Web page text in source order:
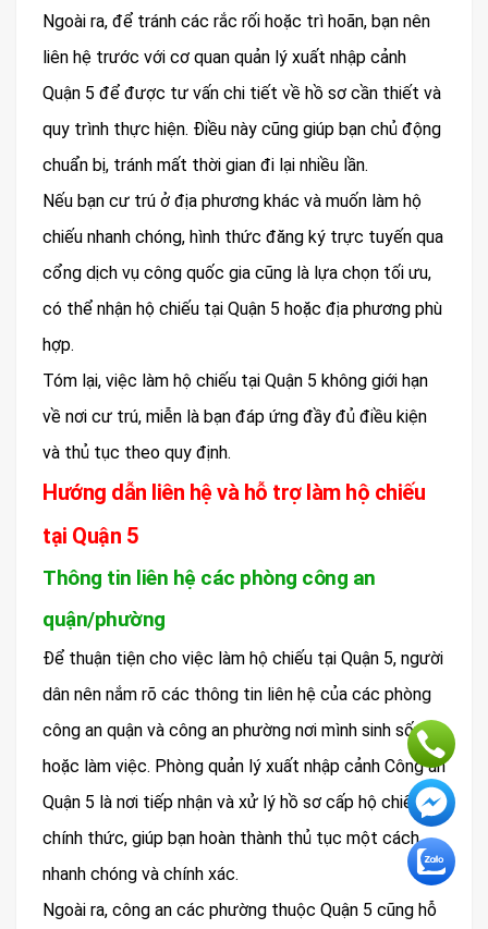
Ngoài ra, để tránh các rắc rối hoặc trì hoãn, bạn nên
liên hệ trước với cơ quan quản lý xuất nhập cảnh
Quận 5 để được tư vấn chi tiết về hồ sơ cần thiết và
quy trình thực hiện. Điều này cũng giúp bạn chủ động
chuẩn bị, tránh mất thời gian đi lại nhiều lần.
Nếu bạn cư trú ở địa phương khác và muốn làm hộ
chiếu nhanh chóng, hình thức đăng ký trực tuyến qua
cổng dịch vụ công quốc gia cũng là lựa chọn tối ưu,
có thể nhận hộ chiếu tại Quận 5 hoặc địa phương phù
hợp.
Tóm lại, việc làm hộ chiếu tại Quận 5 không giới hạn
về nơi cư trú, miễn là bạn đáp ứng đầy đủ điều kiện
và thủ tục theo quy định.
Hướng dẫn liên hệ và hỗ trợ làm hộ chiếu
tại Quận 5
Thông tin liên hệ các phòng công an
quận/phường
Để thuận tiện cho việc làm hộ chiếu tại Quận 5, người
dân nên nắm rõ các thông tin liên hệ của các phòng
công an quận và công an phường nơi mình sinh sống
hoặc làm việc. Phòng quản lý xuất nhập cảnh Công an
Quận 5 là nơi tiếp nhận và xử lý hồ sơ cấp hộ chiếu
chính thức, giúp bạn hoàn thành thủ tục một cách
nhanh chóng và chính xác.
Ngoài ra, công an các phường thuộc Quận 5 cũng hỗ